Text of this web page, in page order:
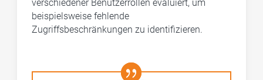
verschiedener Benutzerrollen evaluiert, um
beispielsweise fehlende
Zugriffsbeschränkungen zu identifizieren.